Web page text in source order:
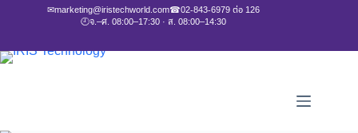
✉marketing@iristechworld.com☎02-843-6979 ต่อ 126
🕘จ.–ศ. 08:00–17:30 · ส. 08:00–14:30